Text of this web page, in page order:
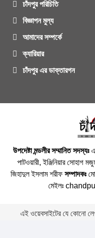
চাঁদপুর পরিচিতি
বিজ্ঞাপন মুল্য
আমাদের সম্পর্কে
ক্যারিয়ার
চাঁদপুর এর ডাক্তারগন
উপদেষ্টা মন্ডলীর সম্মানিত সদস্যঃ
পাটওয়ারী, ইঞ্জিনিয়ার সোহাগ
জিহাদুল ইসলাম শরীফ সম্পাদকঃ
মেইলঃ
এই ওয়েবসাইটের যে কোনো